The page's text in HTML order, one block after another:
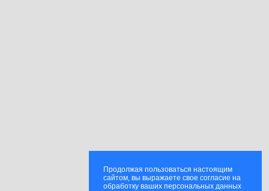
Продолжая пользоваться настоящим
сайтом, вы выражаете свое согласие на
обработку ваших персональных данных